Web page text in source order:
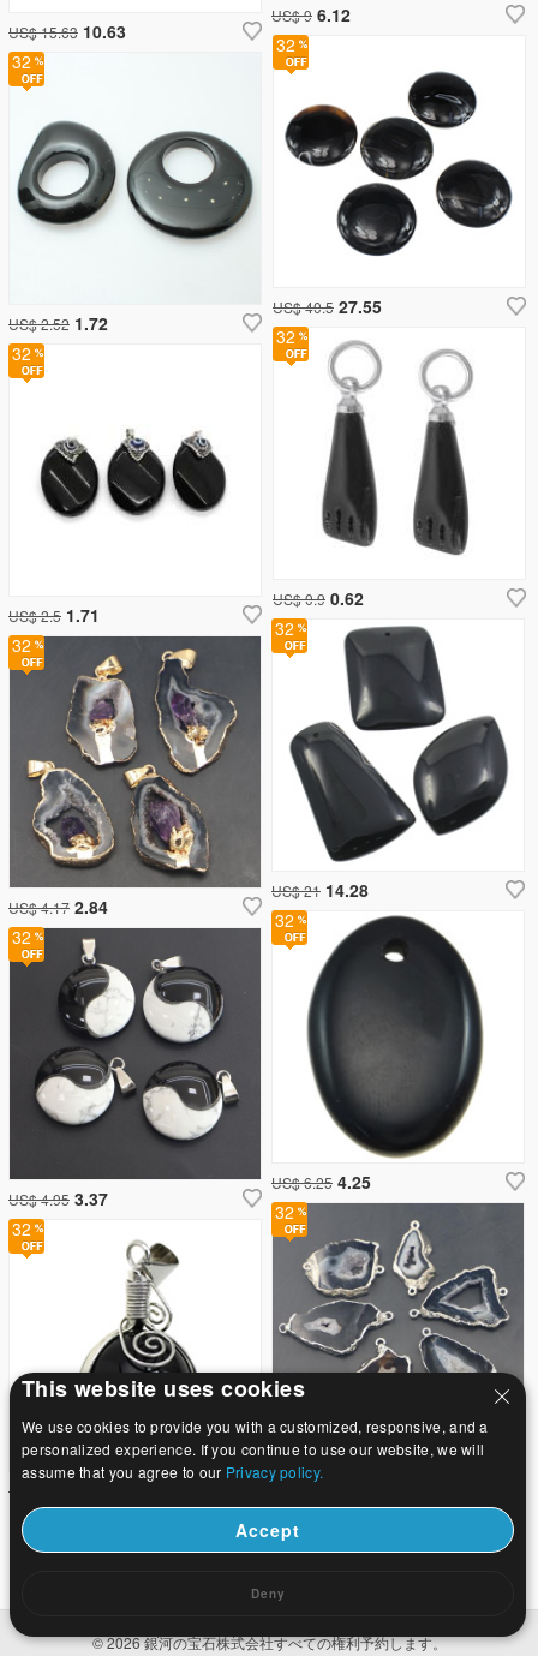
32
US$ 32.5
32
US$ 21 14.28
US$ 15.63 10.63
32
US$ 40.5 27.55
32
US$ 6.25 4.25
US$ 9 6.12
32
US$ 2.52 1.72
32
US$ 4.95 3.37
32
US$ 4.17 2.84
32
US$ 2.37
32
US$ 0.9 0.62
32
US$ 2.5 1.71
© 2026 銀河の宝石株式会社すべての権利予約します。
This website uses cookies
We use cookies to provide you with a customized, responsive, and a
personalized experience. If you continue to use our website, we will
assume that you agree to our Privacy policy.
Accept
Deny